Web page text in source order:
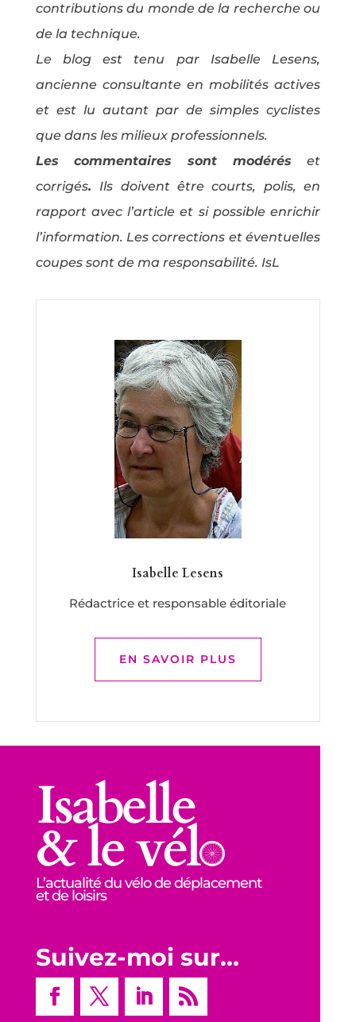
contributions du monde de la recherche ou
de la technique.
Le blog est tenu par Isabelle Lesens,
ancienne consultante en mobilités actives
et est lu autant par de simples cyclistes
que dans les milieux professionnels.
Les commentaires sont modéréset
corrigés. Ils doivent être courts, polis, en
rapport avec l’article et si possible enrichir
l’information. Les corrections et éventuelles
coupes sont de ma responsabilité. IsL
Isabelle Lesens
Rédactrice et responsable éditoriale
EN SAVOIR PLUS
L’actualité du vélo de déplacement
et de loisirs
Suivez-moi sur…